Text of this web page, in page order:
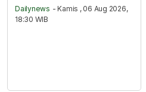
Dailynews - Kamis , 06 Aug 2026,
18:30 WIB